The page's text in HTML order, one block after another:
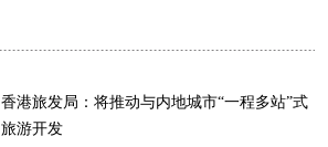
香港旅发局：将推动与内地城市“一程多站”式
旅游开发